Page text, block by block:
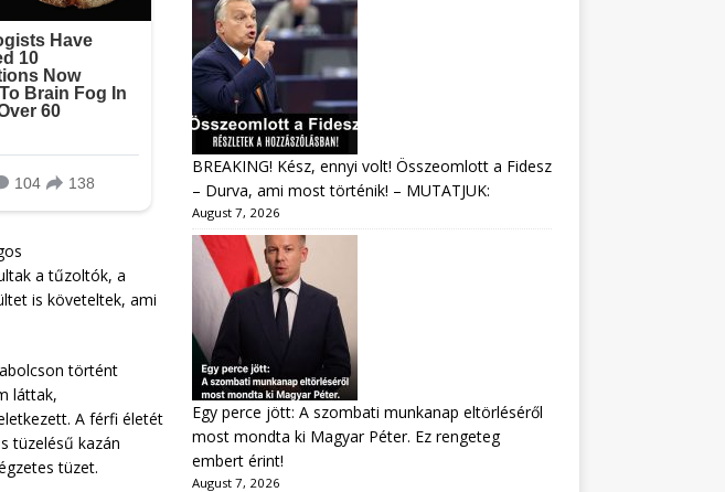
a tűzoltók, a
is követeltek, ami
történt
láttak,
A férfi életét
tüzelésű kazán
tüzet.
BREAKING! Kész, ennyi volt! Összeomlott a Fidesz
– Durva, ami most történik! – MUTATJUK:
August 7, 2026
Egy perce jött: A szombati munkanap eltörléséről
most mondta ki Magyar Péter. Ez rengeteg
embert érint!
August 7, 2026